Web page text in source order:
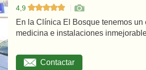
4,9
En la Clínica El Bosque tenemos
medicina e instalaciones
Contactar